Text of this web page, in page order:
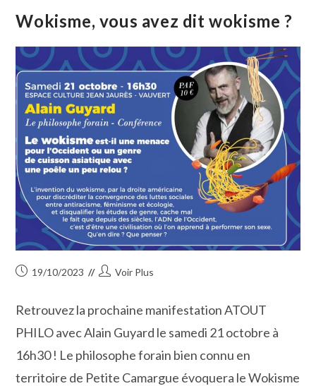
De
Samedi
3
Mai
Wokisme, vous avez dit wokisme ?
Publication
19/10/2023
Auteur/autrice
publication :
Voir Plus
Retrouvez la prochaine manifestation ATOUT
PHILO avec Alain Guyard le samedi 21 octobre à
16h30 ! Le philosophe forain bien connu en
territoire de Petite Camargue évoquera le Wokisme